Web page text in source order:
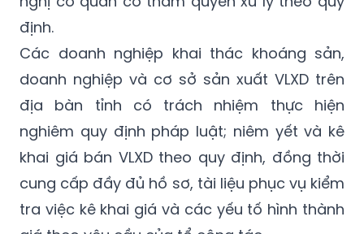
Các doanh nghiệp khai thác khoáng sản,
doanh nghiệp và cơ sở sản xuất VLXD trên
địa bàn tỉnh có trách nhiệm thực hiện
nghiêm quy định pháp luật; niêm yết và kê
khai giá bán VLXD theo quy định, đồng thời
cung cấp đầy đủ hồ sơ, tài liệu phục vụ kiểm
tra việc kê khai giá và các yếu tố hình thành
giá theo yêu cầu của tổ công tác.
UBND các xã, phường nơi có hoạt động khai